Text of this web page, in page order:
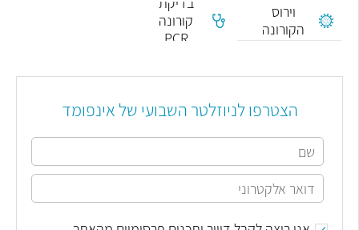
וירוס
הקורונה
קורונה
PCR
הצטרפו לניוזלטר השבועי של אינפומד